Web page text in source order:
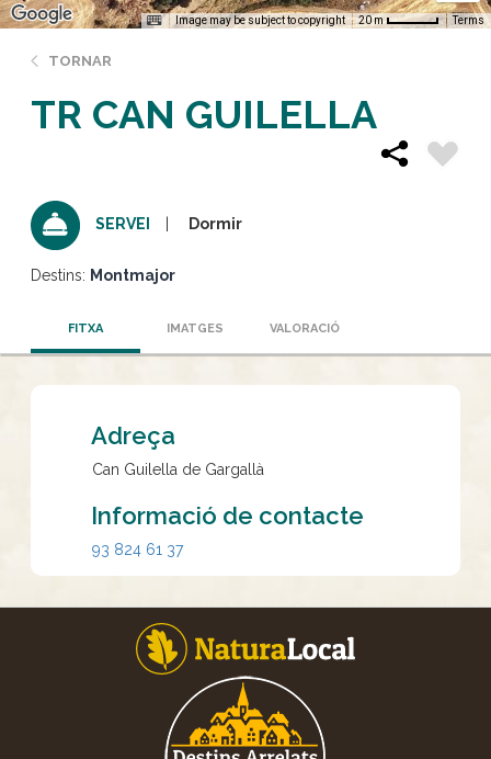
Image may be subject to copyright 20 m Terms
TORNAR
TR CAN GUILELLA
SERVEI Dormir
Destins: Montmajor
FITXA IMATGES VALORACIÓ
Adreça
Can Guilella de Gargallà
Informació de contacte
93 824 61 37